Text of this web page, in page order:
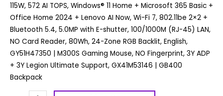
115W, 572 AI TOPS, Windows® 11 Home + Microsoft 365 Basic +
Office Home 2024 + Lenovo AI Now, Wi-Fi 7, 802.11be 2×2 +
Bluetooth 5.4, 5.0MP with E-shutter, 100/1000M (RJ-45) LAN,
NO Card Reader, 80Wh, 24-Zone RGB Backlit, English,
GY51H47350 | M300S Gaming Mouse, NO Fingerprint, 3Y ADP
+ 3Y Legion Ultimate Support, GX41M53146 | GB400
Backpack